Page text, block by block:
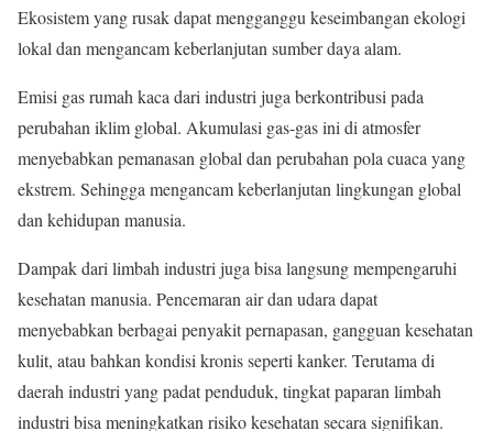
Ekosistem yang rusak dapat mengganggu keseimbangan ekologi
lokal dan mengancam keberlanjutan sumber daya alam.
Emisi gas rumah kaca dari industri juga berkontribusi pada
perubahan iklim global. Akumulasi gas-gas ini di atmosfer
menyebabkan pemanasan global dan perubahan pola cuaca yang
ekstrem. Sehingga mengancam keberlanjutan lingkungan global
dan kehidupan manusia.
Dampak dari limbah industri juga bisa langsung mempengaruhi
kesehatan manusia. Pencemaran air dan udara dapat
menyebabkan berbagai penyakit pernapasan, gangguan kesehatan
kulit, atau bahkan kondisi kronis seperti kanker. Terutama di
daerah industri yang padat penduduk, tingkat paparan limbah
industri bisa meningkatkan risiko kesehatan secara signifikan.